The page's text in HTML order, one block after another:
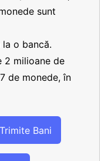
sunt
o bancă.
2 milioane de
de monede, în
Trimite Bani